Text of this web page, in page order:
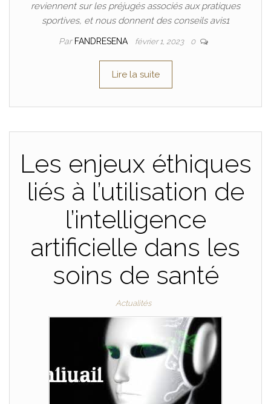
reviennent sur les préjugés associés aux pratiques
sportives, et nous donnent des conseils avis1
Par FANDRESENA février 1, 2023 0
Lire la suite
Les enjeux éthiques
liés à l’utilisation de
l’intelligence
artificielle dans les
soins de santé
Actualités